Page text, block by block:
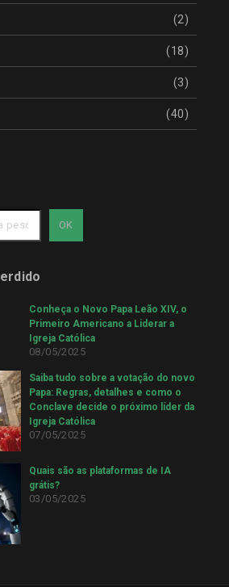
(2)
(18)
(3)
(40)
OK
Conheça o Novo Papa Leão XIV, o
Primeiro Americano a Liderar a
Igreja Católica
08/05/2025
Saiba tudo sobre a votação do novo
Papa: Regras, detalhes e como o
Conclave decide o próximo líder da
Igreja Católica
07/05/2025
Quais são as plataformas de IA
grátis?
03/05/2025